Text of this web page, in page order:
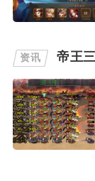
资讯 帝王